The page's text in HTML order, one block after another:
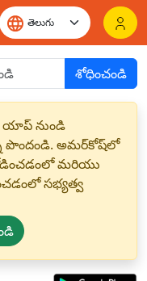
శోధించండి
నుండి
పొందండి. అమర్‌కోష్‌లో
మరియు
సభ్యత్వ